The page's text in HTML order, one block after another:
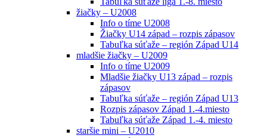
žiačky – U2008
Info o tíme U2008
Žiačky U14 západ – rozpis zápasov
Tabuľka súťaže – región Západ U14
mladšie žiačky – U2009
Info o tíme U2009
Mladšie žiačky U13 západ – rozpis
zápasov
Tabuľka súťaže – región Západ U13
Rozpis zápasov Západ 1.-4.miesto
Tabuľka súťaže Západ 1.-4. miesto
staršie mini – U2010